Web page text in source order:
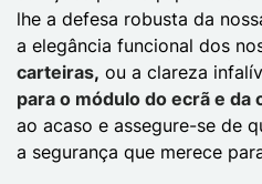
lhe a defesa robusta da
a elegância funcional dos
carteiras, ou a clareza
para o módulo do ecrã e da
ao acaso e assegure-se de
a segurança que merece